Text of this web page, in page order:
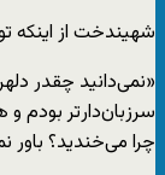
شهیندخت از اینکه
«نمی‌دانید چقدر
سرزبان‌دار‌تر بودم
چرا می‌خندید؟ باور